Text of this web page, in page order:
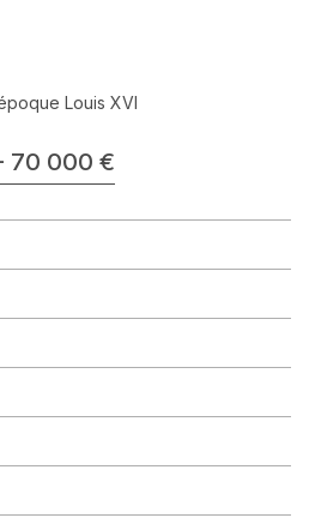
Louis XVI
70 000 €